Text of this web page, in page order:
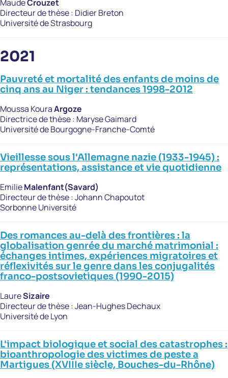
MaudeCrouzet
Directeur de thèse : Didier Breton
Université de Strasbourg
2021
Pauvreté et mortalité des enfants de moins de
cinq ans au Niger : tendances 1998-2012
Moussa KouraArgoze
Directrice de thèse : Maryse Gaimard
Université de Bourgogne-Franche-Comté
Vieillesse sous l'Allemagne nazie (1933-1945) :
représentations, assistance et vie quotidienne
EmilieMalenfant(Savard)
Directeur de thèse :Johann Chapoutot
Sorbonne Université
Des romances au-delà des frontières : la
globalisation genrée du marché matrimonial :
échanges intimes, expériences migratoires et
réflexivités sur le genre dans les conjugalités
franco-postsovietiques (1990-2015)
LaureSizaire
Directeur de thèse :Jean-Hughes Dechaux
Université de Lyon
L'impact biologique et social des catastrophes :
bioanthropologie des victimes de peste a
Martigues (XVIIIe siècle, Bouches-du-Rhône)